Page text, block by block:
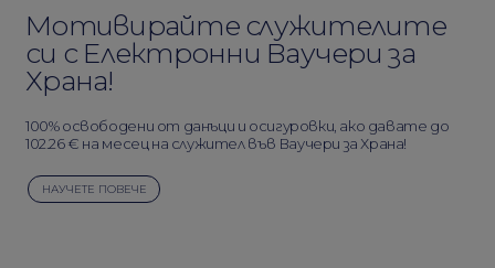
Мотивирайте служителите
си с Електронни Ваучери за
Храна!
100% освободени от данъци и осигуровки, ако давате до
102.26 € на месец на служител във Ваучери за Храна!
НАУЧЕТЕ ПОВЕЧЕ